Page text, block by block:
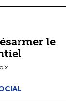
le